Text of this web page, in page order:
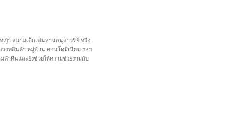
ญ้า สนามเด็กเล่นลานอนุสาวรีย์ หรือ
รรพสินค้า หมู่บ้าน คอนโดมิเนียม ฯลฯ
คำคืนและยังช่วยให้ความช่วยงามกับ